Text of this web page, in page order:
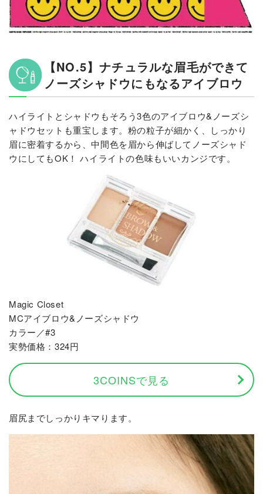
【NO.5】ナチュラルな眉毛ができて
ノーズシャドウにもなるアイブロウ
ハイライトとシャドウもそろう3色のアイブロウ&ノーズシ
ャドウセットも重宝します。粉の粒子が細かく、しっかり
眉に密着するから、中間色を眉から伸ばしてノーズシャド
ウにしてもOK！ ハイライトの色味もいいカンジです。
Magic Closet
MCアイブロウ&ノーズシャドウ
カラー／#3
実勢価格：324円
3COINSで見る
眉尻までしっかりキマります。